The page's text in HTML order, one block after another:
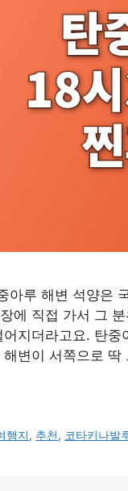
아루 해변 석양은
에 직접 가서 그
지더라고요. 탄
변이 서쪽으로
행지, 추천, 코타키나발